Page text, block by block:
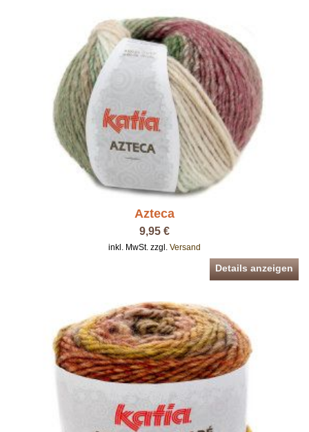
Azteca
9,95 €
inkl. MwSt. zzgl. Versand
Details anzeigen